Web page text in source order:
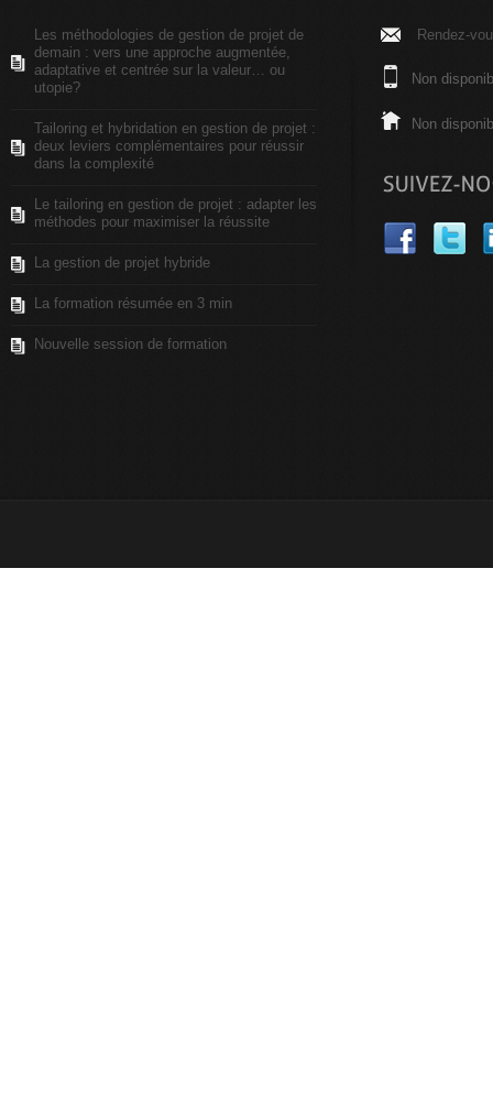
Les méthodologies de gestion de projet de
demain : vers une approche augmentée,
adaptative et centrée sur la valeur… ou
utopie?
Tailoring et hybridation en gestion de projet :
deux leviers complémentaires pour réussir
dans la complexité
Le tailoring en gestion de projet : adapter les
méthodes pour maximiser la réussite
La gestion de projet hybride
La formation résumée en 3 min
Nouvelle session de formation
Rendez-
Non
Non